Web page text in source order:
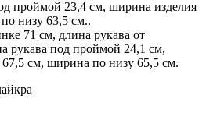
проймой 23,4 см, ширина изделия
низу 63,5 см..
71 см, длина рукава от
рукава под проймой 24,1 см,
см, ширина по низу 65,5 см.